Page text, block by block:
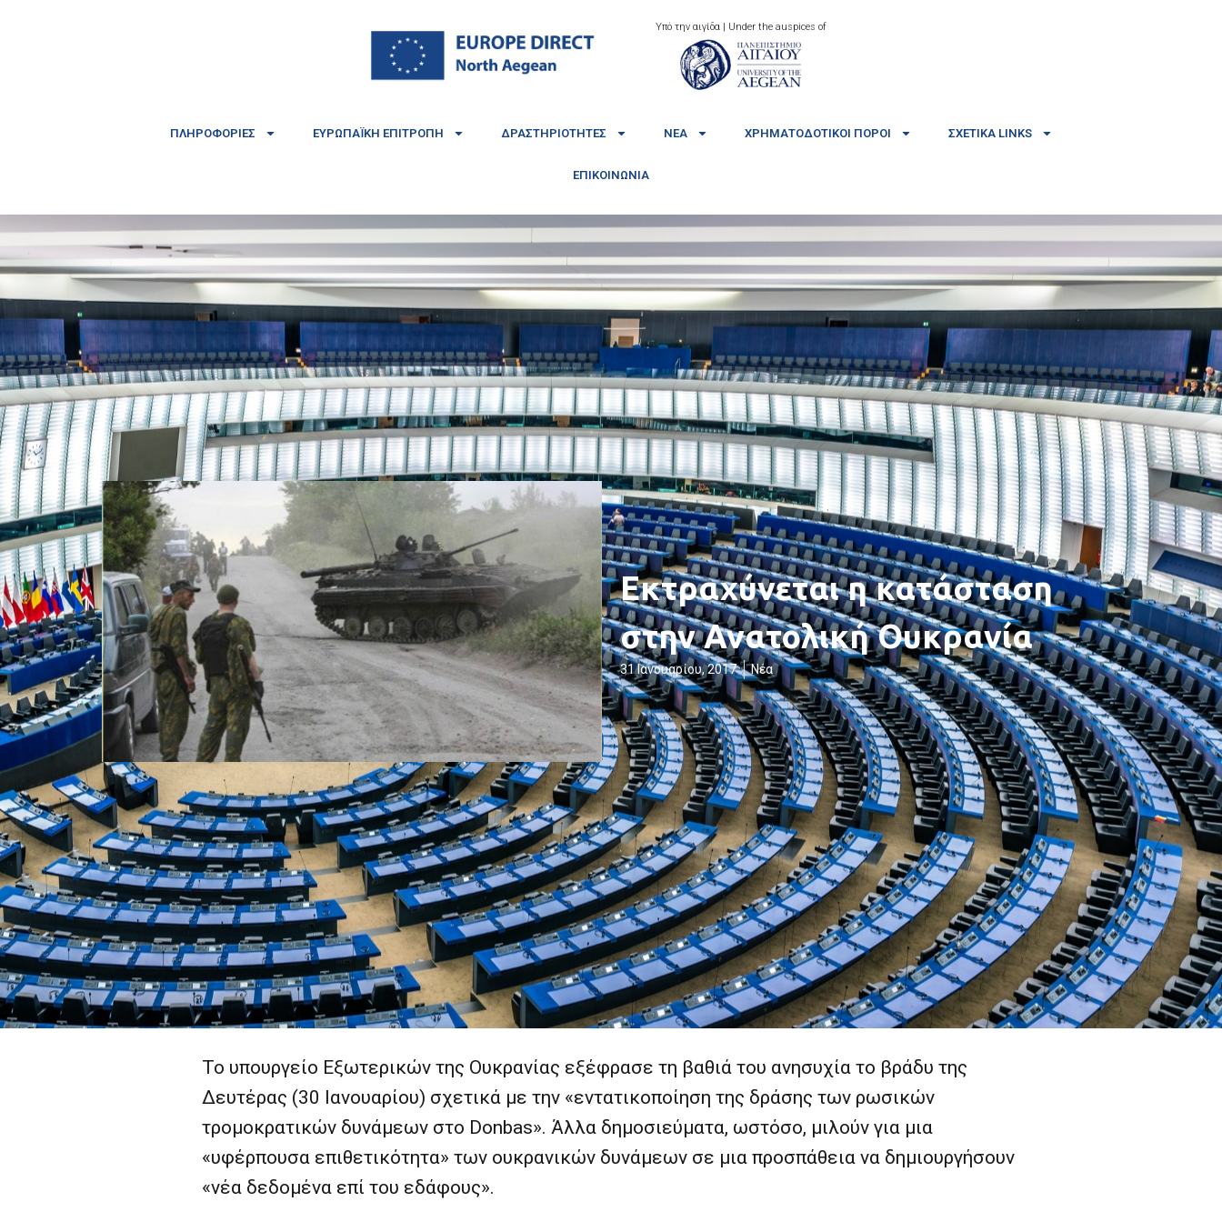
Υπό την αιγίδα | Under the auspices of
ΠΛΗΡΟΦΟΡΊΕΣ ΕΥΡΩΠΑΪΚΉ ΕΠΙΤΡΟΠΉ ΔΡΑΣΤΗΡΙΌΤΗΤΕΣ ΝΈΑ ΧΡΗΜΑΤΟΔΟΤΙΚΟΊ ΠΌΡΟΙ ΣΧΕΤΙΚΆ LINKS
ΕΠΙΚΟΙΝΩΝΊΑ
Εκτραχύνεται η κατάσταση
στην Ανατολική Ουκρανία
31 Ιανουαρίου, 2017 Νέα
Το υπουργείο Εξωτερικών της Ουκρανίας εξέφρασε τη βαθιά του ανησυχία το βράδυ της
Δευτέρας (30 Ιανουαρίου) σχετικά με την «εντατικοποίηση της δράσης των ρωσικών
τρομοκρατικών δυνάμεων στο Donbas». Άλλα δημοσιεύματα, ωστόσο, μιλούν για μια
«υφέρπουσα επιθετικότητα» των ουκρανικών δυνάμεων σε μια προσπάθεια να δημιουργήσουν
«νέα δεδομένα επί του εδάφους».